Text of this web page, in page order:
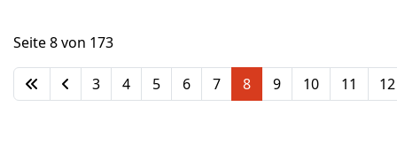
Seite 8 von 173
3 4 5 6 7 8 9 10 11 12